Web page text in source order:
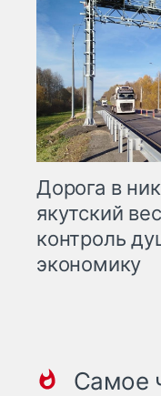
Дорога в
якутский
контроль
экономику
Самое